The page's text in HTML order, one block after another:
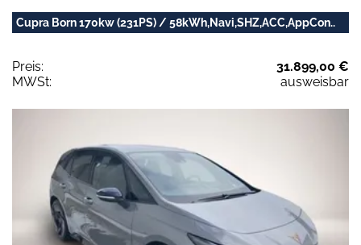
Cupra Born 170kw (231PS) / 58kWh,Navi,SHZ,ACC,AppCon..
Preis:
31.899,00 €
MWSt:
ausweisbar